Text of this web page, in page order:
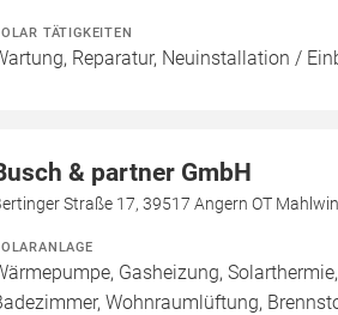
TÄTIGKEITEN
Reparatur, Neuinstallation /
& partner GmbH
Straße 17, 39517 Angern OT
Gasheizung,
Wohnraumlüftung,